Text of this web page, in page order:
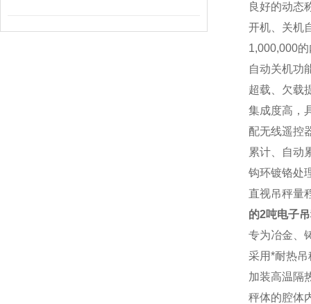
良好的动态
开机、关机
1,000,000
自动关机功
超载、欠载
集成度高，
配无线遥控
累计、自动
钩环镀铬处
直视吊秤量
的2吨电子
专为冶金、
采用*耐热
加装高温隔
秤体的腔体